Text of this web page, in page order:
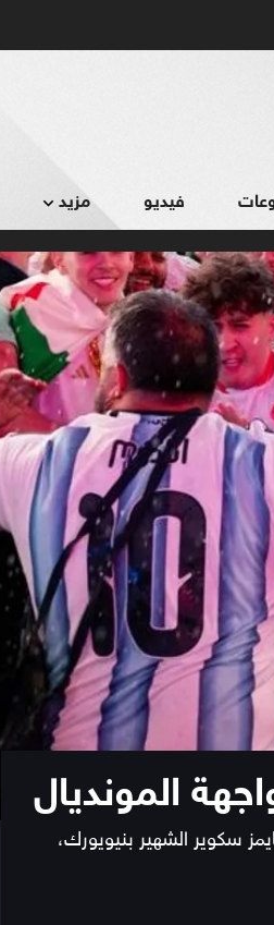
فيديو مزيد
المونديال
سكوير الشهير بنيويورك،